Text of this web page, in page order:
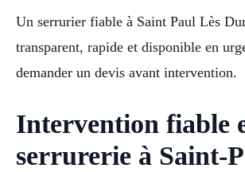
Un serrurier fiable à Saint Paul Lès
transparent, rapide et disponible en
demander un devis avant intervention.
Intervention fiable
serrurerie à Saint-